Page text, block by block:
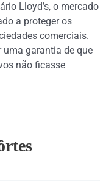
Lloyd’s, o mercado
a proteger os
comerciais.
garantia de que
não ficasse